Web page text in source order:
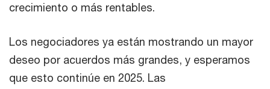
crecimiento o más rentables.
Los negociadores ya están mostrando un mayor
deseo por acuerdos más grandes, y esperamos
que esto continúe en 2025. Las